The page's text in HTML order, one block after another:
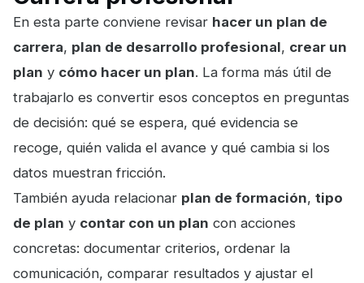
En esta parte conviene revisar hacer un plan de
carrera, plan de desarrollo profesional, crear un
plan y cómo hacer un plan. La forma más útil de
trabajarlo es convertir esos conceptos en preguntas
de decisión: qué se espera, qué evidencia se
recoge, quién valida el avance y qué cambia si los
datos muestran fricción.
También ayuda relacionar plan de formación, tipo
de plan y contar con un plan con acciones
concretas: documentar criterios, ordenar la
comunicación, comparar resultados y ajustar el